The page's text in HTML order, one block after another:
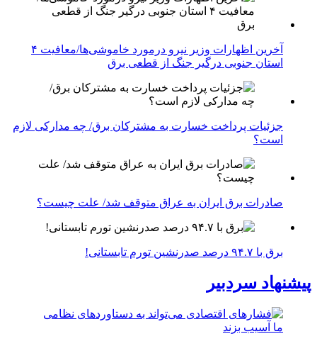
آخرین اظهارات وزیر نیرو درمورد خاموشی‌ها/معافیت ۴
استان جنوبی درگیر جنگ از قطعی برق
جزئیات پرداخت خسارت به مشترکان برق/ چه مدارکی لازم
است؟
صادرات برق ایران به عراق متوقف شد/ علت چیست؟
برق با ۹۴.۷ درصد صدرنشین تورم تابستانی!
پیشنهاد سردبیر